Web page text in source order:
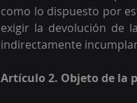
como lo dispuesto por
exigir la devolución de
indirectamente
Artículo 2. Objeto de la